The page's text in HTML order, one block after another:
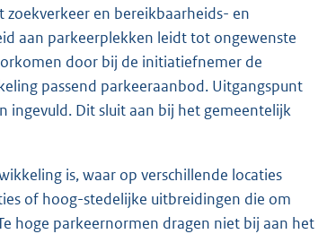
en bereikbaarheids- en
aan parkeerplekken leidt tot ongewenste
door bij de initiatiefnemer de
passend parkeeraanbod. Uitgangspunt
ingevuld. Dit sluit aan bij het gemeentelijk
is, waar op verschillende locaties
of hoog-stedelijke uitbreidingen die om
hoge parkeernormen dragen niet bij aan het